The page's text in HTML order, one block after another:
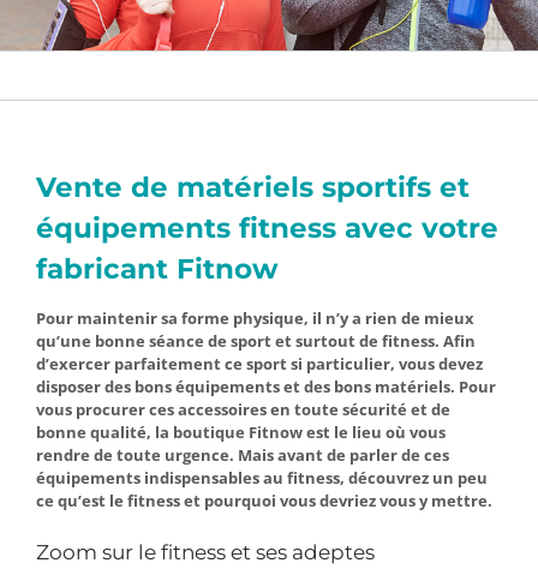
Vente de matériels sportifs et
équipements fitness avec votre
fabricant Fitnow
Pour maintenir sa forme physique, il n’y a rien de mieux
qu’une bonne séance de sport et surtout de fitness. Afin
d’exercer parfaitement ce sport si particulier, vous devez
disposer des bons équipements et des bons matériels. Pour
vous procurer ces accessoires en toute sécurité et de
bonne qualité, la boutique Fitnow est le lieu où vous
rendre de toute urgence. Mais avant de parler de ces
équipements indispensables au fitness, découvrez un peu
ce qu’est le fitness et pourquoi vous devriez vous y mettre.
Zoom sur le fitness et ses adeptes